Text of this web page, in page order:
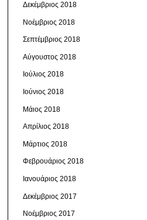
Δεκέμβριος 2018
Νοέμβριος 2018
Σεπτέμβριος 2018
Αύγουστος 2018
Ιούλιος 2018
Ιούνιος 2018
Μάιος 2018
Απρίλιος 2018
Μάρτιος 2018
Φεβρουάριος 2018
Ιανουάριος 2018
Δεκέμβριος 2017
Νοέμβριος 2017